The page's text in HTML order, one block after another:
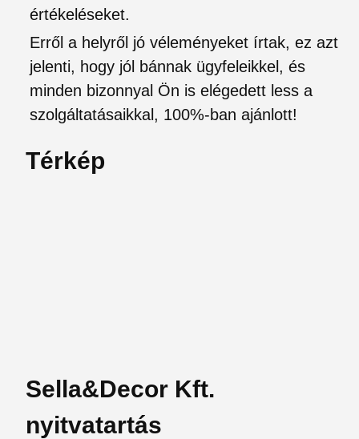
értékeléseket.
Erről a helyről jó véleményeket írtak, ez azt
jelenti, hogy jól bánnak ügyfeleikkel, és
minden bizonnyal Ön is elégedett less a
szolgáltatásaikkal, 100%-ban ajánlott!
Térkép
Sella&Decor Kft.
nyitvatartás